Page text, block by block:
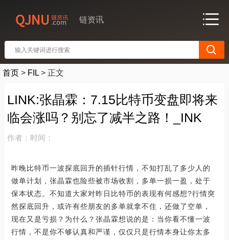
链资讯
首页 > FIL > 正文
LINK:张晶霖：7.15比特币变盘即将来
临会涨吗？别忘了减半之路！_INK
作者： 时间：
昨晚比特币一波探底回升的插针行情，不知打乱了多少人的
做单计划，张晶霖也险些被市场收割，多单一损一盈，处于
保本状态。不知道大家对昨日比特币的表现有何感想?行情突
然探底回升，或许有些朋友的多单就拿不住，还做了空单，
现在又是亏损？为什么？张晶霖想说的是：当你看不懂一波
行情，不是你不够认真和严谨，仅仅只是行情本身让你太多